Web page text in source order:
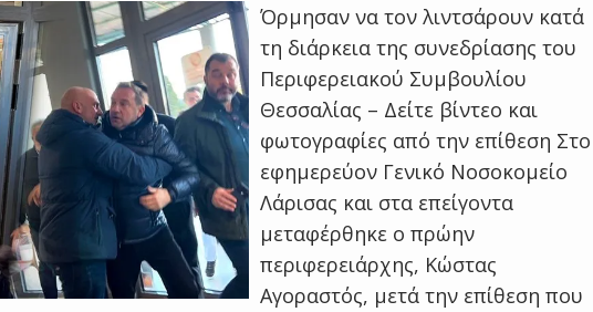
Όρμησαν να τον λιντσάρουν κατά
τη διάρκεια της συνεδρίασης του
Περιφερειακού Συμβουλίου
Θεσσαλίας – Δείτε βίντεο και
φωτογραφίες από την επίθεση Στο
εφημερεύον Γενικό Νοσοκομείο
Λάρισας και στα επείγοντα
μεταφέρθηκε ο πρώην
περιφερειάρχης, Κώστας
Αγοραστός, μετά την επίθεση που